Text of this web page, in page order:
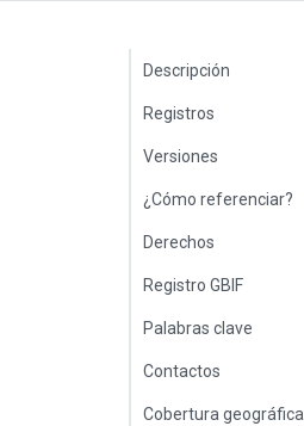
Descripción
Registros
Versiones
¿Cómo referenciar?
Derechos
Registro GBIF
Palabras clave
Contactos
Cobertura geográfica